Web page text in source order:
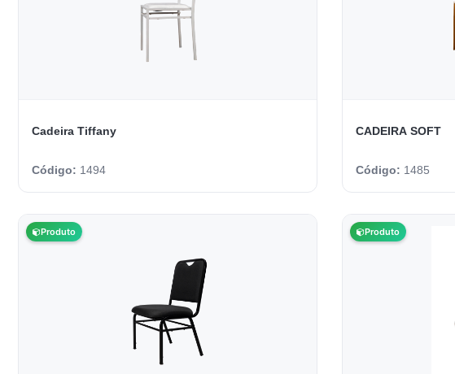
Cadeira Tiffany
Código: 1494
CADEIRA SOFT
Código: 1485
Produto Produto